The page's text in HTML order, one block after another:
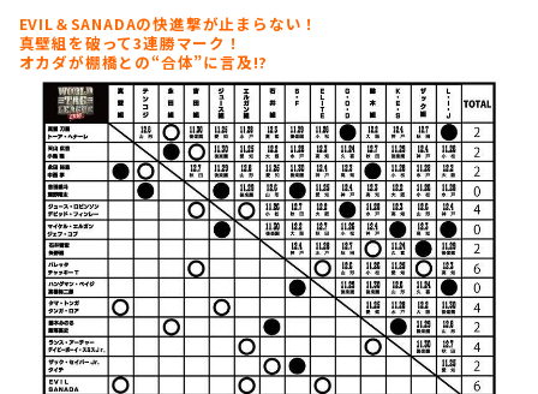
EVIL＆SANADAの快進撃が止まらない！
真壁組を破って3連勝マーク！
オカダが棚橋との“合体”に言及!?